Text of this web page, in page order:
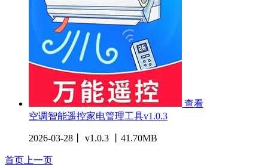
查看
空调智能遥控家电管理工具v1.0.3
2026-03-28丨 v1.0.3 丨41.70MB
首页 上一页